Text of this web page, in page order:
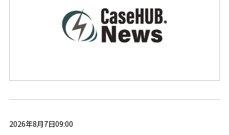
2026年8月7日09:00